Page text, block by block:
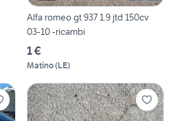
Alfa romeo gt 937 1.9 jtd 150cv
03-10 -ricambi
1 €
Matino(LE)